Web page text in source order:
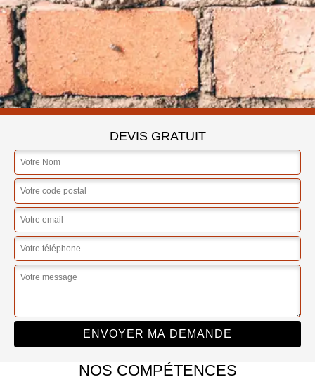
DEVIS GRATUIT
NOS COMPÉTENCES